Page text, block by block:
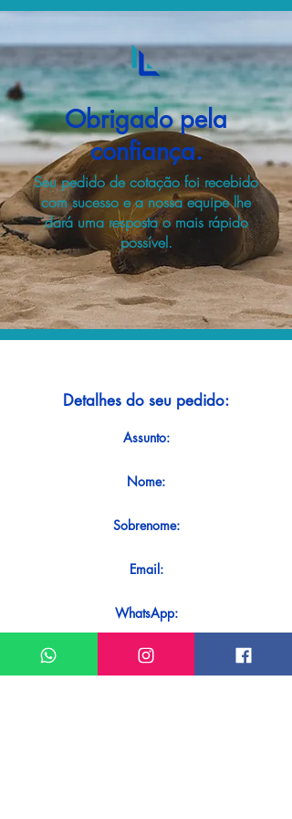
Obrigado pela
confiança.
Seu pedido de cotação foi recebido
com sucesso e a nossa equipe lhe
dará uma resposta o mais rápido
possível.
Detalhes do seu pedido:
Assunto:
Nome:
Sobrenome:
Email:
WhatsApp:
Mensagem: